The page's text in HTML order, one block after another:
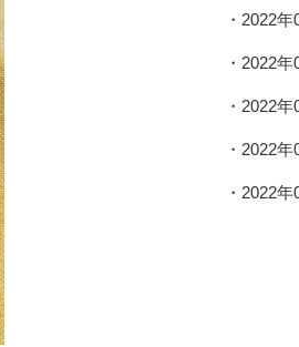
2022年
2022年
2022年
2022年
2022年